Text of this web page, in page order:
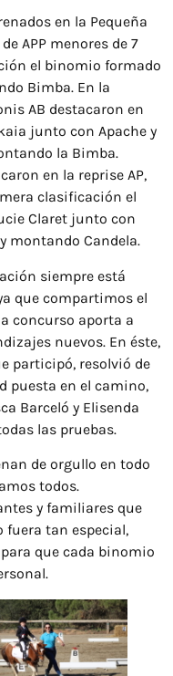
en la Pequeña
APP menores de 7
el binomio formado
Bimba. En la
AB destacaron en
junto con Apache y
la Bimba.
en la reprise AP,
clasificación el
Claret junto con
montando Candela.
siempre está
que compartimos el
concurso aporta a
nuevos. En éste,
participó, resolvió de
puesta en el camino,
Barceló y Elisenda
las pruebas.
de orgullo en todo
todos.
y familiares que
fuera tan especial,
que cada binomio